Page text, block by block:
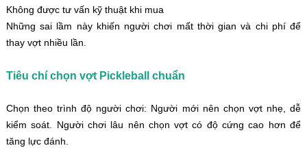
Không được tư vấn kỹ thuật khi mua
Những sai lầm này khiến người chơi mất thời gian và chi phí để
thay vợt nhiều lần.
Tiêu chí chọn vợt Pickleball chuẩn
Chọn theo trình độ người chơi: Người mới nên chọn vợt nhẹ, dễ
kiểm soát. Người chơi lâu nên chọn vợt có độ cứng cao hơn để
tăng lực đánh.